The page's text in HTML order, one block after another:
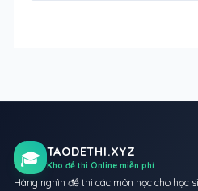
🎓 TAODETHI.XYZ
Kho đề thi Online miễn phí
Hàng nghìn đề thi các môn học cho học